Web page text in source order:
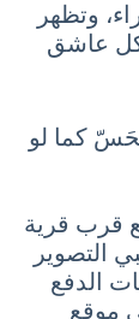
وتظهر
عاشق
كما لو
قرب قرية
التصوير
الدفع
موقع